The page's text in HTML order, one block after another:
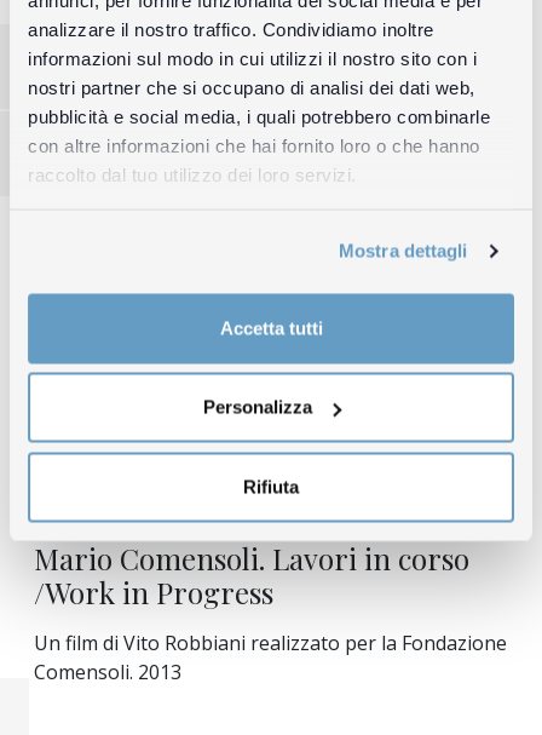
analizzare il nostro traffico. Condividiamo inoltre
informazioni sul modo in cui utilizzi il nostro sito con i
nostri partner che si occupano di analisi dei dati web,
pubblicità e social media, i quali potrebbero combinarle
con altre informazioni che hai fornito loro o che hanno
raccolto dal tuo utilizzo dei loro servizi.
Mostra dettagli
Accetta tutti
Personalizza
Rifiuta
Bellinzona. 2013
Per visualizzare questo contenuto,accettare i cookie di
marketing.
Mario Comensoli. Lavori in corso
/Work in Progress
Un film di Vito Robbiani realizzato per la Fondazione
Comensoli. 2013